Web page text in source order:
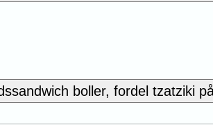
boller, fordel tzatziki